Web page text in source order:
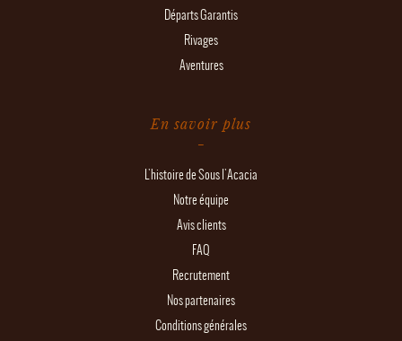
Départs Garantis
Rivages
Aventures
En savoir plus
L'histoire de Sous l'Acacia
Notre équipe
Avis clients
FAQ
Recrutement
Nos partenaires
Conditions générales